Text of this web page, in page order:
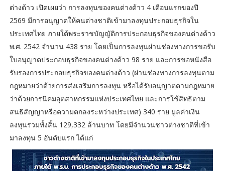
ต่างด้าว เปิดเผยว่า การลงทุนของคนต่างด้าว 4 เดือนแรกของปี
2569 มีการอนุญาตให้คนต่างชาติเข้ามาลงทุนประกอบธุรกิจใน
ประเทศไทย ภายใต้พระราชบัญญัติการประกอบธุรกิจของคนต่างด้าว
พ.ศ. 2542 จำนวน 438 ราย โดยเป็นการลงทุนผ่านช่องทางการขอรับ
ใบอนุญาตประกอบธุรกิจของคนต่างด้าว 98 ราย และการขอหนังสือ
รับรองการประกอบธุรกิจของคนต่างด้าว (ผ่านช่องทางการลงทุนตาม
กฎหมายว่าด้วยการส่งเสริมการลงทุน หรือได้รับอนุญาตตามกฎหมาย
ว่าด้วยการนิคมอุตสาหกรรมแห่งประเทศไทย และการใช้สิทธิตาม
สนธิสัญญาหรือความตกลงระหว่างประเทศ) 340 ราย มูลค่าเงิน
ลงทุนรวมทั้งสิ้น 129,332 ล้านบาท โดยมีจำนวนชาวต่างชาติที่เข้า
มาลงทุน 5 อันดับแรก ได้แก่